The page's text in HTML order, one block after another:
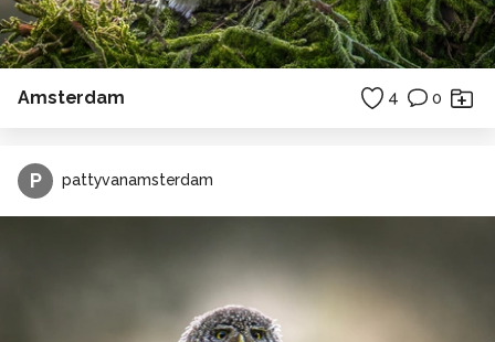
Amsterdam 4 0
P pattyvanamsterdam